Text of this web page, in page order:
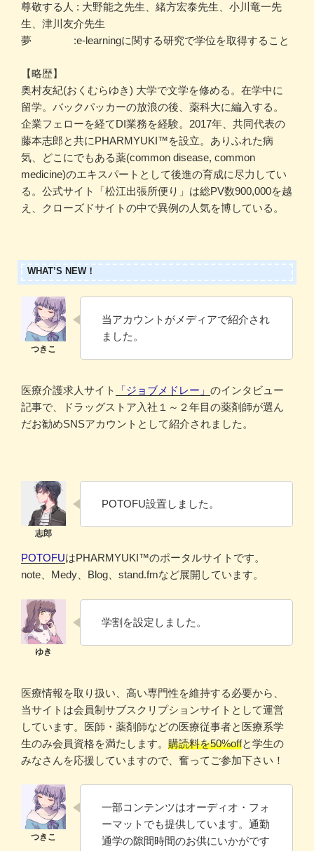
尊敬する人 : 大野能之先生、緒方宏泰先生、小川竜一先
生、津川友介先生
夢 :e-learningに関する研究で学位を取得すること
【略歴】
奥村友紀(おくむらゆき) 大学で文学を修める。在学中に
留学。バックパッカーの放浪の後、薬科大に編入する。
企業フェローを経てDI業務を経験。2017年、共同代表の
藤本志郎と共にPHARMYUKI™️を設立。ありふれた病
気、どこにでもある薬(common disease, common
medicine)のエキスパートとして後進の育成に尽力してい
る。公式サイト「松江出張所便り」は総PV数900,000を越
え、クローズドサイトの中で異例の人気を博している。
WHAT’S NEW！
当アカウントがメディアで紹介され
ました。
医療介護求人サイト 「ジョブメドレー」 のインタビュー
記事で、ドラッグストア入社１～２年目の薬剤師が選ん
だお勧めSNSアカウントとして紹介されました。
POTOFU設置しました。
POTOFUはPHARMYUKI™のポータルサイトです。
note、Medy、Blog、stand.fmなど展開しています。
学割を設定しました。
医療情報を取り扱い、高い専門性を維持する必要から、
当サイトは会員制サブスクリプションサイトとして運営
しています。医師・薬剤師などの医療従事者と医療系学
生のみ会員資格を満たします。 購読料を50%offと学生の
みなさんを応援していますので、奮ってご参加下さい！
一部コンテンツはオーディオ・フォ
ーマットでも提供しています。通勤
通学の隙間時間のお供にいかがです